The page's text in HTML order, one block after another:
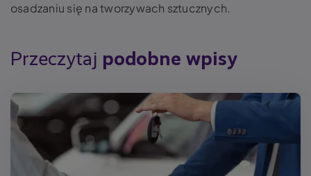
osadzaniu się na tworzywach sztucznych.
Przeczytaj podobne wpisy